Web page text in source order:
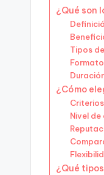
¿Qué son
Tipos
¿Cómo
Nivel
¿Qué